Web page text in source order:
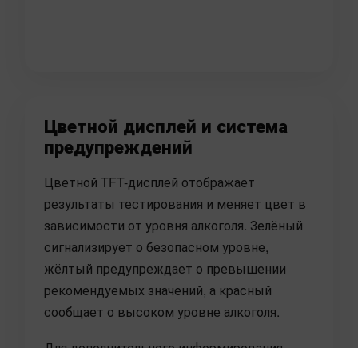
Цветной дисплей и система
предупреждений
Цветной TFT-дисплей отображает
результаты тестирования и меняет цвет в
зависимости от уровня алкоголя. Зелёный
сигнализирует о безопасном уровне,
жёлтый предупреждает о превышении
рекомендуемых значений, а красный
сообщает о высоком уровне алкоголя.